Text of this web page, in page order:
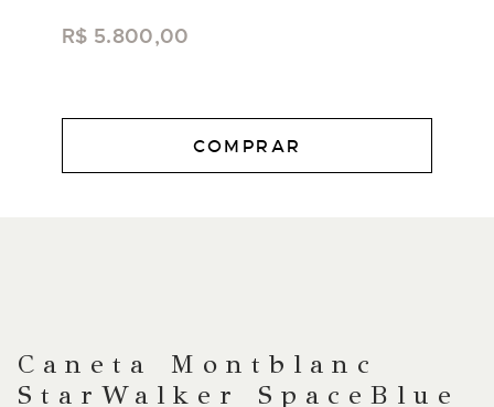
R$ 5.800,00
COMPRAR
Caneta Montblanc
StarWalker SpaceBlue